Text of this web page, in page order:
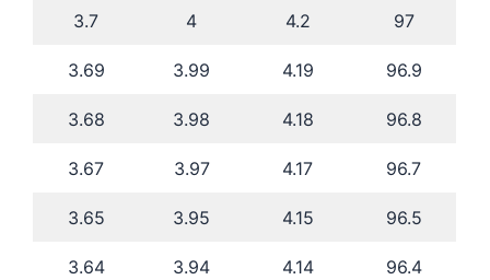
3.7 4 4.2 97
3.69 3.99 4.19 96.9
3.68 3.98 4.18 96.8
3.67 3.97 4.17 96.7
3.65 3.95 4.15 96.5
3.64 3.94 4.14 96.4